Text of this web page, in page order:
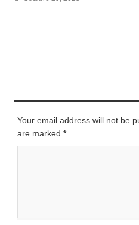
Your email address will not be
are marked *